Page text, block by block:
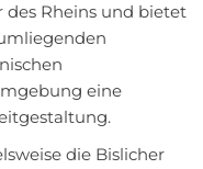
des Rheins und bietet
eine
die Bislicher